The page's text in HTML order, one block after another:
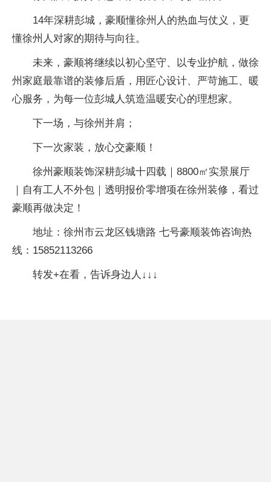
14年深耕彭城，豪顺懂徐州人的热血与仗义，更
懂徐州人对家的期待与向往。
未来，豪顺将继续以初心坚守、以专业护航，做徐
州家庭最靠谱的装修后盾，用匠心设计、严苛施工、暖
心服务，为每一位彭城人筑造温暖安心的理想家。
下一场，与徐州并肩；
下一次家装，放心交豪顺！
徐州豪顺装饰深耕彭城十四载｜8800㎡实景展厅
｜自有工人不外包｜透明报价零增项在徐州装修，看过
豪顺再做决定！
地址：徐州市云龙区钱塘路 七号豪顺装饰咨询热
线：15852113266
转发+在看，告诉身边人↓↓↓